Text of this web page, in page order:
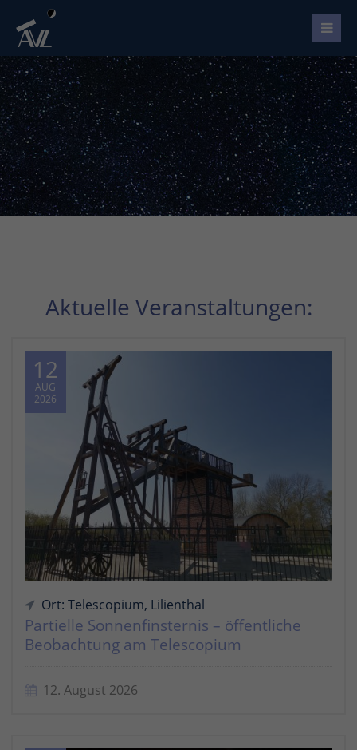
Aktuelle Veranstaltungen:
12
AUG
2026
Ort: Telescopium, Lilienthal
Partielle Sonnenfinsternis – öffentliche
Beobachtung am Telescopium
12. August 2026